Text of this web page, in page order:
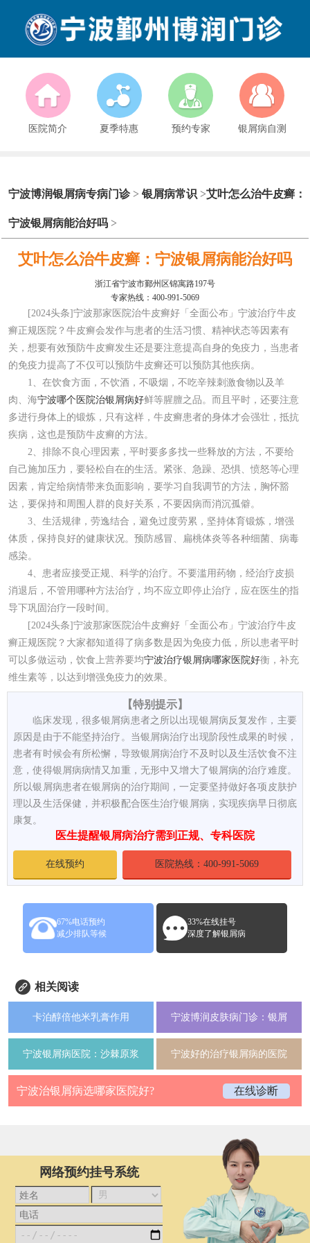
医院简介 夏季特惠 预约专家 银屑病自测
宁波博润银屑病专病门诊 > 银屑病常识 >艾叶怎么治牛皮癣：
宁波银屑病能治好吗 >
艾叶怎么治牛皮癣：宁波银屑病能治好吗
浙江省宁波市鄞州区锦寓路197号
专家热线：400-991-5069
[2024头条]宁波那家医院治牛皮癣好「全面公布」宁波治疗牛皮
癣正规医院？牛皮癣会发作与患者的生活习惯、精神状态等因素有
关，想要有效预防牛皮癣发生还是要注意提高自身的免疫力，当患者
的免疫力提高了不仅可以预防牛皮癣还可以预防其他疾病。
1、在饮食方面，不饮酒，不吸烟，不吃辛辣刺激食物以及羊
肉、海宁波哪个医院治银屑病好鲜等腥膻之品。而且平时，还要注意
多进行身体上的锻炼，只有这样，牛皮癣患者的身体才会强壮，抵抗
疾病，这也是预防牛皮癣的方法。
2、排除不良心理因素，平时要多多找一些释放的方法，不要给
自己施加压力，要轻松自在的生活。紧张、急躁、恐惧、愤怒等心理
因素，肯定给病情带来负面影响，要学习自我调节的方法，胸怀豁
达，要保持和周围人群的良好关系，不要因病而消沉孤僻。
3、生活规律，劳逸结合，避免过度劳累，坚持体育锻炼，增强
体质，保持良好的健康状况。预防感冒、扁桃体炎等各种细菌、病毒
感染。
4、患者应接受正规、科学的治疗。不要滥用药物，经治疗皮损
消退后，不管用哪种方法治疗，均不应立即停止治疗，应在医生的指
导下巩固治疗一段时间。
[2024头条]宁波那家医院治牛皮癣好「全面公布」宁波治疗牛皮
癣正规医院？大家都知道得了病多数是因为免疫力低，所以患者平时
可以多做运动，饮食上营养要均宁波治疗银屑病哪家医院好衡，补充
维生素等，以达到增强免疫力的效果。
【特别提示】
临床发现，很多银屑病患者之所以出现银屑病反复发作，主要
原因是由于不能坚持治疗。当银屑病治疗出现阶段性成果的时候，
患者有时候会有所松懈，导致银屑病治疗不及时以及生活饮食不注
意，使得银屑病病情又加重，无形中又增大了银屑病的治疗难度。
所以银屑病患者在银屑病的治疗期间，一定要坚持做好各项皮肤护
理以及生活保健，并积极配合医生治疗银屑病，实现疾病早日彻底
康复。
医生提醒银屑病治疗需到正规、专科医院
在线预约 医院热线：400-991-5069
67%电话预约
减少排队等候
33%在线挂号
深度了解银屑病
相关阅读
卡泊醇倍他米乳膏作用 宁波博润皮肤病门诊：银屑
宁波银屑病医院：沙棘原浆 宁波好的治疗银屑病的医院
宁波治银屑病选哪家医院好? 在线诊断
网络预约挂号系统